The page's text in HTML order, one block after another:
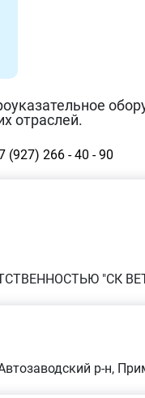
отраслей.
(927) 266 - 40 - 90
"СК
р-н,